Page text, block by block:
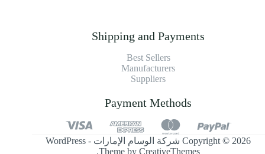
Shipping and Payments
Best Sellers
Manufacturers
Suppliers
Payment Methods
Copyright © 2026 شركة الوسام الإمارات - WordPress
Theme byCreativeThemes
.